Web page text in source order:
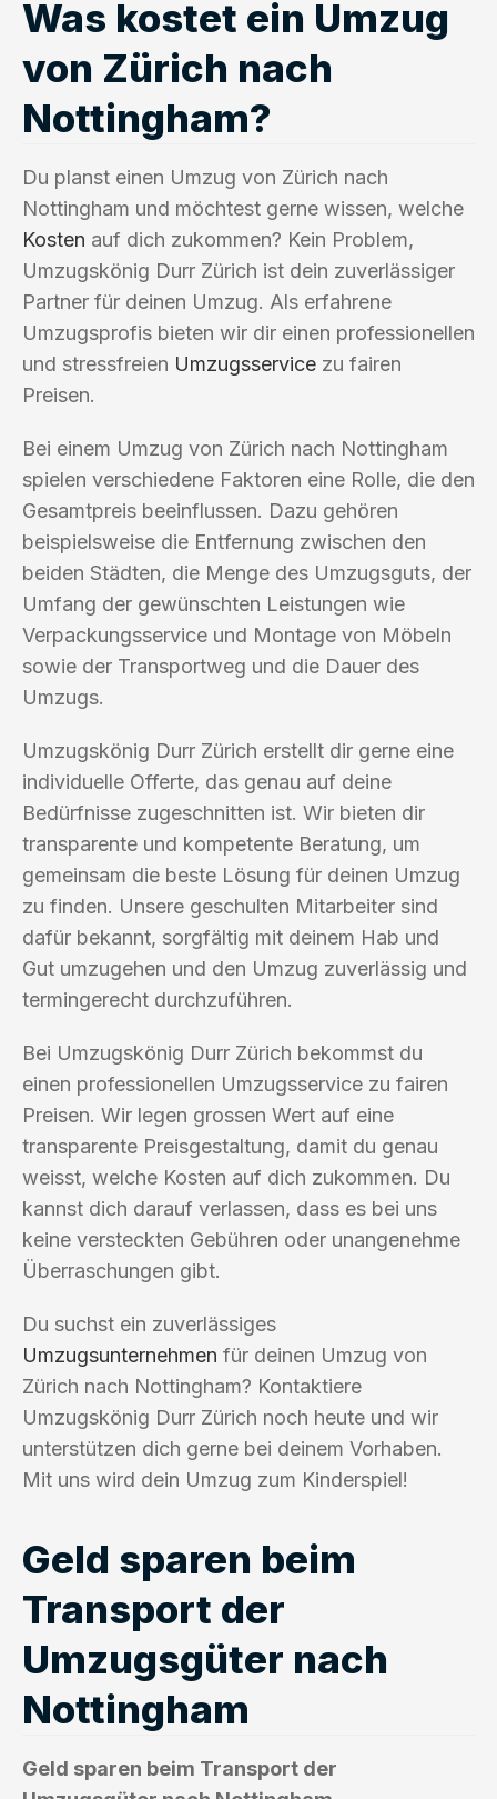
Was kostet ein Umzug
von Zürich nach
Nottingham?
Du planst einen Umzug von Zürich nach
Nottingham und möchtest gerne wissen, welche
Kosten auf dich zukommen? Kein Problem,
Umzugskönig Durr Zürich ist dein zuverlässiger
Partner für deinen Umzug. Als erfahrene
Umzugsprofis bieten wir dir einen professionellen
und stressfreien Umzugsservice zu fairen
Preisen.
Bei einem Umzug von Zürich nach Nottingham
spielen verschiedene Faktoren eine Rolle, die den
Gesamtpreis beeinflussen. Dazu gehören
beispielsweise die Entfernung zwischen den
beiden Städten, die Menge des Umzugsguts, der
Umfang der gewünschten Leistungen wie
Verpackungsservice und Montage von Möbeln
sowie der Transportweg und die Dauer des
Umzugs.
Umzugskönig Durr Zürich erstellt dir gerne eine
individuelle Offerte, das genau auf deine
Bedürfnisse zugeschnitten ist. Wir bieten dir
transparente und kompetente Beratung, um
gemeinsam die beste Lösung für deinen Umzug
zu finden. Unsere geschulten Mitarbeiter sind
dafür bekannt, sorgfältig mit deinem Hab und
Gut umzugehen und den Umzug zuverlässig und
termingerecht durchzuführen.
Bei Umzugskönig Durr Zürich bekommst du
einen professionellen Umzugsservice zu fairen
Preisen. Wir legen grossen Wert auf eine
transparente Preisgestaltung, damit du genau
weisst, welche Kosten auf dich zukommen. Du
kannst dich darauf verlassen, dass es bei uns
keine versteckten Gebühren oder unangenehme
Überraschungen gibt.
Du suchst ein zuverlässiges
Umzugsunternehmen für deinen Umzug von
Zürich nach Nottingham? Kontaktiere
Umzugskönig Durr Zürich noch heute und wir
unterstützen dich gerne bei deinem Vorhaben.
Mit uns wird dein Umzug zum Kinderspiel!
Geld sparen beim
Transport der
Umzugsgüter nach
Nottingham
Geld sparen beim Transport der